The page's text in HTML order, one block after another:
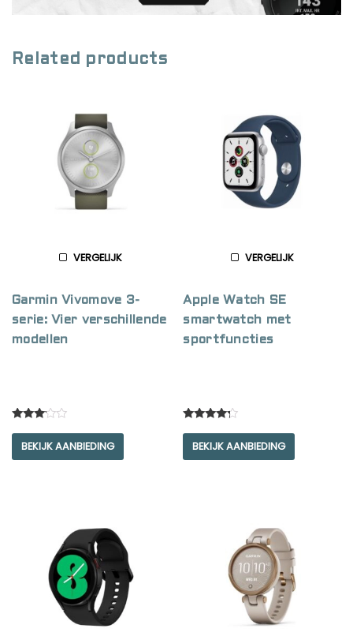
Related products
VERGELIJK
Garmin Vivomove 3-
serie: Vier verschillende
modellen
out of
5
BEKIJK AANBIEDING
VERGELIJK
Apple Watch SE
smartwatch met
sportfuncties
out of 5
BEKIJK AANBIEDING